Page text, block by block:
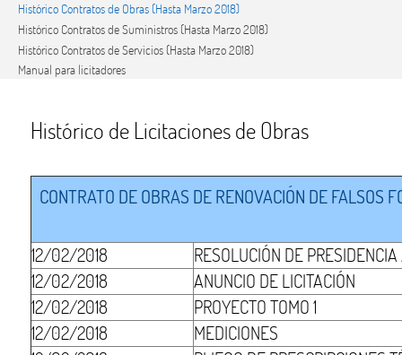
Histórico Contratos de Obras (Hasta Marzo 2018)
Histórico Contratos de Suministros (Hasta Marzo 2018)
Histórico Contratos de Servicios (Hasta Marzo 2018)
Manual para licitadores
Histórico de Licitaciones de Obras
CONTRATO DE OBRAS DE RENOVACIÓN DE FALSOS
12/02/2018
RESOLUCIÓN DE
12/02/2018
ANUNCIO DE LICITACIÓN
12/02/2018
PROYECTO TOMO 1
12/02/2018
MEDICIONES